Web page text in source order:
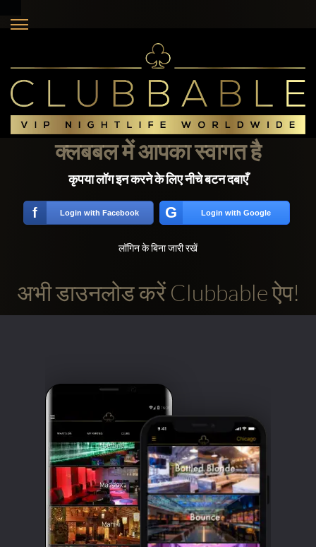
Clubbable
सामाजिक
क्लबबल में आपका स्वागत है
कृपया लॉग इन करने के लिए नीचे बटन दबाएँ
f Login with Facebook G Login with Google
लॉगिन के बिना जारी रखें
अभी डाउनलोड करें Clubbable ऐप!